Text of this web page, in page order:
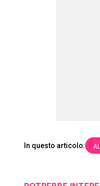
In questo articolo: